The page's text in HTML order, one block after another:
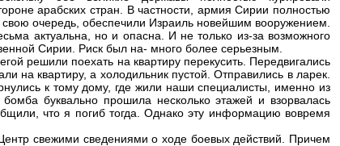
арабских стран. В частности, армия Сирии полностью
очередь, обеспечили Израиль новейшим вооружением.
актуальна, но и опасна. И не только из-за возможного
Сирии. Риск был на- много более серьезным.
решили поехать на квартиру перекусить. Передвигались
квартиру, а холодильник пустой. Отправились в ларек.
к тому дому, где жили наши специалисты, именно из
буквально прошила несколько этажей и взорвалась
что я погиб тогда. Однако эту информацию вовремя
свежими сведениями о ходе боевых действий. Причем